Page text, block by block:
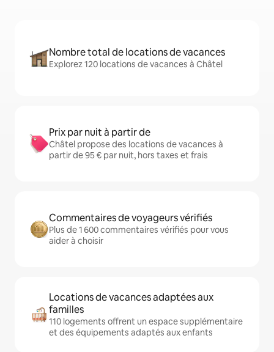
Nombre total de locations de vacances
Explorez 120 locations de vacances à Châtel
Prix par nuit à partir de
Châtel propose des locations de vacances à
partir de 95 € par nuit, hors taxes et frais
Commentaires de voyageurs vérifiés
Plus de 1 600 commentaires vérifiés pour vous
aider à choisir
Locations de vacances adaptées aux
familles
110 logements offrent un espace supplémentaire
et des équipements adaptés aux enfants